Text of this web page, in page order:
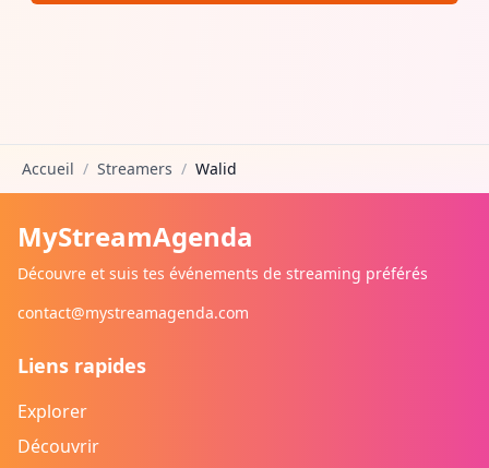
Accueil / Streamers / Walid
MyStreamAgenda
Découvre et suis tes événements de streaming préférés
contact@mystreamagenda.com
Liens rapides
Explorer
Découvrir